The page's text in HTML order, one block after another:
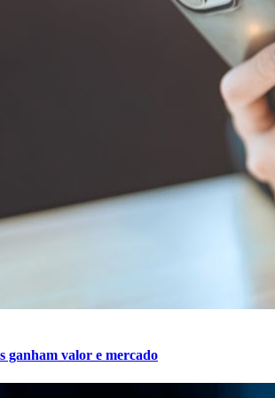
ganham valor e mercado